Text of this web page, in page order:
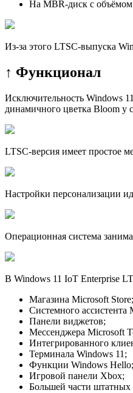
На MBR-диск с
Из-за этого LTSC-выпуска
↑ Функционал
Исключительность Windows
динамичного цветка Bloom у
LTSC-версия имеет простое
Настройки персонализации
Операционная система
В Windows 11 IoT Enterprise
Магазина Microsoft Store;
Системного ассистента
Панели виджетов;
Мессенджера Microsoft
Интегрированного
Терминала Windows 11;
Функции Windows Hello;
Игровой панели Xbox;
Большей части